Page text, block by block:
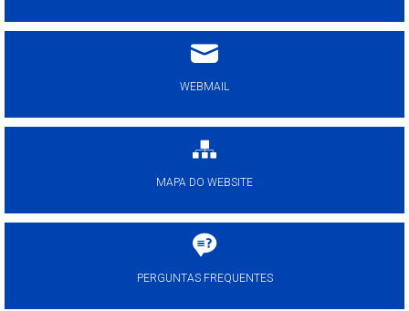
WEBMAIL
MAPA DO WEBSITE
PERGUNTAS FREQUENTES